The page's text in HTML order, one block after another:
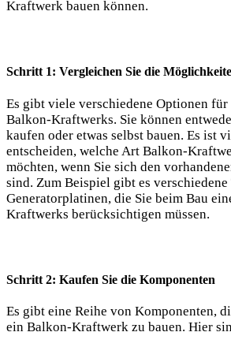
Kraftwerk bauen können.
Schritt 1: Vergleichen Sie die
Es gibt ⁢viele verschiedene Optionen für
Balkon-Kraftwerks. Sie können
kaufen oder etwas ⁣selbst bauen. Es ist
entscheiden, welche ‌Art Balkon-
möchten,​ wenn Sie sich den
sind. Zum Beispiel gibt es
Generatorplatinen, die Sie beim Bau
Kraftwerks berücksichtigen müssen.
Schritt 2:⁢ Kaufen‍ Sie die Komponenten
Es gibt eine Reihe von Komponenten,
ein‌ Balkon-Kraftwerk zu bauen. Hier​